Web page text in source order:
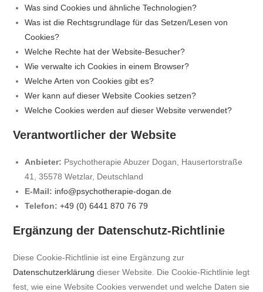
Was sind Cookies und ähnliche Technologien?
Was ist die Rechtsgrundlage für das Setzen/Lesen von
Cookies?
Welche Rechte hat der Website-Besucher?
Wie verwalte ich Cookies in einem Browser?
Welche Arten von Cookies gibt es?
Wer kann auf dieser Website Cookies setzen?
Welche Cookies werden auf dieser Website verwendet?
Verantwortlicher der Website
Anbieter: Psychotherapie Abuzer Dogan, Hausertorstraße
41, 35578 Wetzlar, Deutschland
E-Mail: info@psychotherapie-dogan.de
Telefon:+49 (0) 6441 870 76 79
Ergänzung der Datenschutz-Richtlinie
Diese Cookie-Richtlinie ist eine Ergänzung zur
Datenschutzerklärung dieser Website. Die Cookie-Richtlinie legt
fest, wie eine Website Cookies verwendet und welche Daten sie